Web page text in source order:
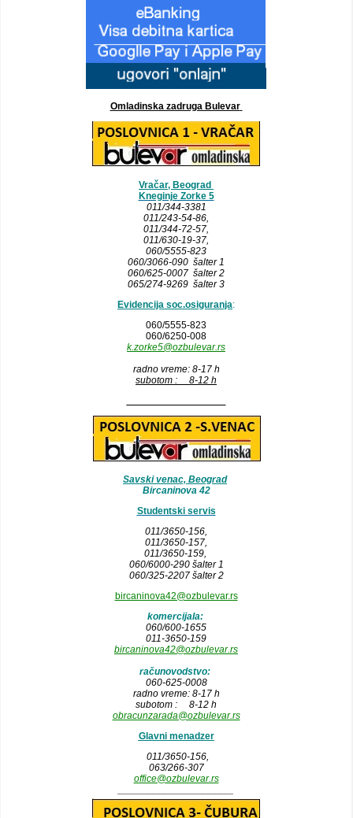
Omladinska zadruga Bulevar
Vračar, Beograd
Kneginje Zorke 5
011/344-3381
011/243-54-86,
011/344-72-57,
011/630-19-37,
060/5555-823
060/3066-090 šalter 1
060/625-0007 šalter 2
065/274-9269 šalter 3
Evidencija soc.osiguranja:
060/5555-823
060/6250-008
k.zorke5@ozbulevar.rs
radno vreme: 8-17 h
subotom : 8-12 h
Savski venac, Beograd
Bircaninova 42
Studentski servis
011/3650-156,
011/3650-157,
011/3650-159,
060/6000-290 šalter 1
060/325-2207 šalter 2
bircaninova42@ozbulevar.rs
komercijala:
060/600-1655
011-3650-159
bircaninova42@ozbulevar.rs
računovodstvo:
060-625-0008
radno vreme: 8-17 h
subotom : 8-12 h
obracunzarada@ozbulevar.rs
Glavni menadzer
011/3650-156,
063/266-307
office@ozbulevar.rs